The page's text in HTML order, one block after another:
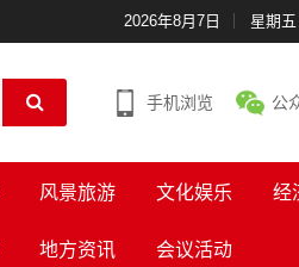
2026年8月7日 星期五
手机浏览 公
风景旅游 文化娱乐 经
地方资讯 会议活动